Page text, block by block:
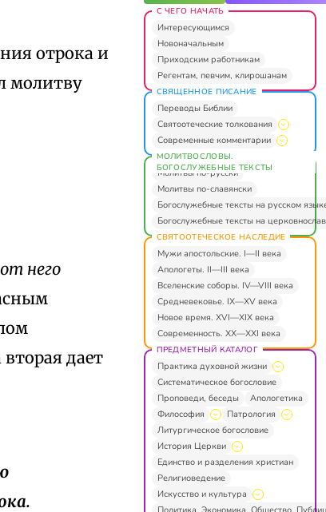
отрока и
молитву
него
вторая дает
С ЧЕГО НАЧАТЬ
Интересующимся
Новоначальным
Приходским работникам
Регентам, певчим, клирошанам
СВЯЩЕННОЕ ПИСАНИЕ
Переводы Библии
Святоотеческие толкования
Современные комментарии
МОЛИТВОСЛОВЫ.
БОГОСЛУЖЕБНЫЕ ТЕКСТЫ
Молитвы по-русски
Молитвы по-славянски
Богослужебные тексты на русском
Богослужебные тексты на
СВЯТООТЕЧЕСКОЕ НАСЛЕДИЕ
Мужи апостольские. I—II века
Апологеты. II—III века
Вселенские соборы. IV—VIII века
Средневековье. IX—XV века
Новое время. XVI—XIX века
Современность. XX—XXI века
ПРЕДМЕТНЫЙ КАТАЛОГ
Практика духовной жизни
Систематическое богословие
Проповеди, беседы
Апологетика
Философия
Патрология
Литургическое богословие
История Церкви
Единство и разделения христиан
Религиоведение
Искусство и культура
Политика. Экономика. Общество.